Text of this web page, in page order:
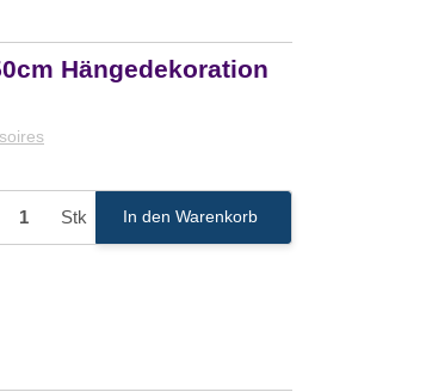
Hängedekoration
Stk In den Warenkorb